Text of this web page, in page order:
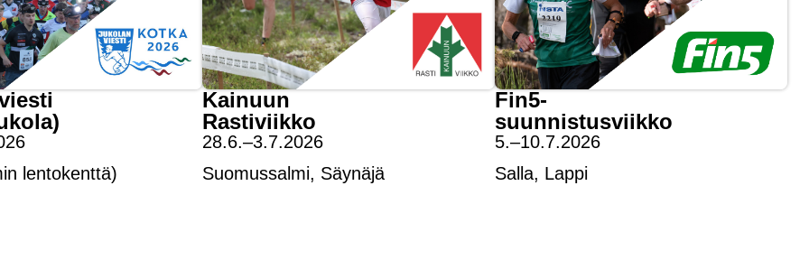
lentokenttä)
Kainuun
Rastiviikko
28.6.–3.7.2026
Suomussalmi, Säynäjä
Fin5-
suunnistusviikko
5.–10.7.2026
Salla, Lappi